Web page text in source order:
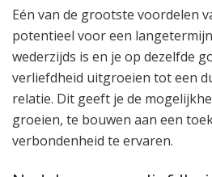
Eén van de grootste voordelen
potentieel voor een
wederzijds is en je op dezelfde
verliefdheid uitgroeien tot een
relatie. Dit geeft je de
groeien, te bouwen aan een
verbondenheid te ervaren.